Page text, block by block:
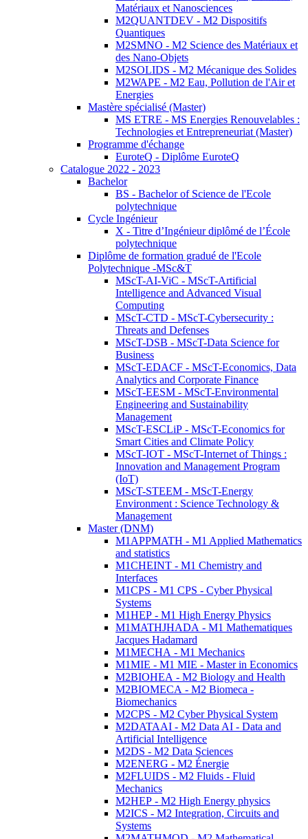
Matériaux et Nanosciences
M2QUANTDEV - M2 Dispositifs
Quantiques
M2SMNO - M2 Science des Matériaux et
des Nano-Objets
M2SOLIDS - M2 Mécanique des Solides
M2WAPE - M2 Eau, Pollution de l'Air et
Energies
Mastère spécialisé (Master)
MS ETRE - MS Energies Renouvelables :
Technologies et Entrepreneuriat (Master)
Programme d'échange
EuroteQ - Diplôme EuroteQ
Catalogue 2022 - 2023
Bachelor
BS - Bachelor of Science de l'Ecole
polytechnique
Cycle Ingénieur
X - Titre d’Ingénieur diplômé de l’École
polytechnique
Diplôme de formation gradué de l'Ecole
Polytechnique -MSc&T
MScT-AI-ViC - MScT-Artificial
Intelligence and Advanced Visual
Computing
MScT-CTD - MScT-Cybersecurity :
Threats and Defenses
MScT-DSB - MScT-Data Science for
Business
MScT-EDACF - MScT-Economics, Data
Analytics and Corporate Finance
MScT-EESM - MScT-Environmental
Engineering and Sustainability
Management
MScT-ESCLiP - MScT-Economics for
Smart Cities and Climate Policy
MScT-IOT - MScT-Internet of Things :
Innovation and Management Program
(IoT)
MScT-STEEM - MScT-Energy
Environment : Science Technology &
Management
Master (DNM)
M1APPMATH - M1 Applied Mathematics
and statistics
M1CHEINT - M1 Chemistry and
Interfaces
M1CPS - M1 CPS - Cyber Physical
Systems
M1HEP - M1 High Energy Physics
M1MATHJHADA - M1 Mathematiques
Jacques Hadamard
M1MECHA - M1 Mechanics
M1MIE - M1 MIE - Master in Economics
M2BIOHEA - M2 Biology and Health
M2BIOMECA - M2 Biomeca -
Biomechanics
M2CPS - M2 Cyber Physical System
M2DATAAI - M2 Data AI - Data and
Artificial Intelligence
M2DS - M2 Data Sciences
M2ENERG - M2 Énergie
M2FLUIDS - M2 Fluids - Fluid
Mechanics
M2HEP - M2 High Energy physics
M2ICS - M2 Integration, Circuits and
Systems